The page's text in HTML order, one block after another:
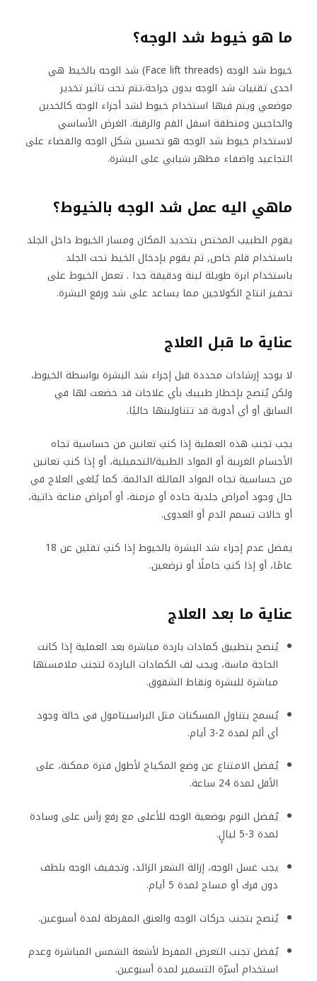
ما هو خيوط شد الوجه؟
خيوط شد الوجه (Face lift threads) شد الوجه بالخيط هي
احدى تقنيات شد الوجه بدون جراحة،تتم تحت تاثير تخدير
موضعي ويتم فيها استخدام خيوط لشد أجزاء الوجه كالخدين
والحاجبين ومنطقة اسفل الفم والرقبة. الغرض الأساسي
لاستخدام خيوط شد الوجه هو تحسين شكل الوجه والقضاء على
التجاعيد واضفاء مظهر شبابي على البشرة.
ماهي اليه عمل شد الوجه بالخيوط؟
يقوم الطبيب المختص بتحديد المكان ومسار الخيوط داخل الجلد
باستخدام قلم خاص, ثم يقوم بإدخال الخيط تحت الجلد
باستخدام ابرة طويلة لينة ودقيقة جدا . تعمل الخيوط على
تحفيز انتاج الكولاجين مما يساعد على شد ورفع البشرة.
عناية ما قبل العلاج
لا يوجد إرشادات محددة قبل إجراء شد البشرة بواسطة الخيوط،
ولكن يُنصح بإخطار طبيبك بأي علاجات قد خضعت لها في
السابق أو أي أدوية قد تتناولينها حاليًا.
يجب تجنب هذه العملية إذا كنتِ تعانين من حساسية تجاه
الأجسام الغريبة أو المواد الطبية/التجميلية، أو إذا كنتِ تعانين
من حساسية تجاه المواد المالئة الدائمة. كما يُلغى العلاج في
حال وجود أمراض جلدية حادة أو مزمنة، أو أمراض مناعة ذاتية،
أو حالات تسمم الدم أو العدوى.
يفضل عدم إجراء شد البشرة بالخيوط إذا كنتِ تقلين عن 18
عامًا، أو إذا كنتِ حاملًا أو ترضعين.
عناية ما بعد العلاج
يُنصح بتطبيق كمادات باردة مباشرة بعد العملية إذا كانت
الحاجة ماسة، ويجب لف الكمادات الباردة لتجنب ملامستها
مباشرة للبشرة ونقاط الشقوق.
يُسمح بتناول المسكنات مثل البراسيتامول في حالة وجود
أي ألم لمدة 2-3 أيام.
يُفضل الامتناع عن وضع المكياج لأطول فترة ممكنة، على
الأقل لمدة 24 ساعة.
يُفضل النوم بوضعية الوجه للأعلى مع رفع رأس على وسادة
لمدة 3-5 ليالٍ.
يجب غسل الوجه، إزالة الشعر الزائد، وتجفيف الوجه بلطف
دون فرك أو مساج لمدة 5 أيام.
يُنصح بتجنب حركات الوجه والعنق المفرطة لمدة أسبوعين.
يُفضل تجنب التعرض المفرط لأشعة الشمس المباشرة وعدم
استخدام أسرّة التسمير لمدة أسبوعين.